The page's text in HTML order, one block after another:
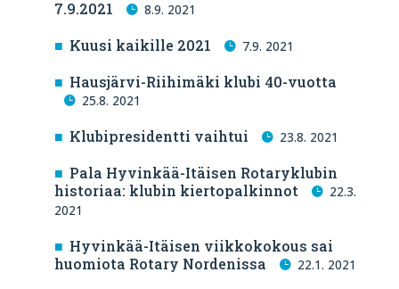
7.9.2021
8.9. 2021
Kuusi kaikille 2021 7.9. 2021
Hausjärvi-Riihimäki klubi 40-vuotta
25.8. 2021
Klubipresidentti vaihtui 23.8. 2021
Pala Hyvinkää-Itäisen Rotaryklubin
historiaa: klubin kiertopalkinnot
22.3.
2021
Hyvinkää-Itäisen viikkokokous sai
huomiota Rotary Nordenissa
22.1. 2021